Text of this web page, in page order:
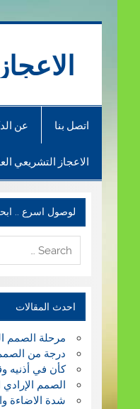
اتصل بنا عن
الاعجاز التشريعي
لوصول اسرع ..
احدث المقالات
مرحلة الصمم
درجة من
كأن في أذنيه
الصمم
شدة الاضاءة